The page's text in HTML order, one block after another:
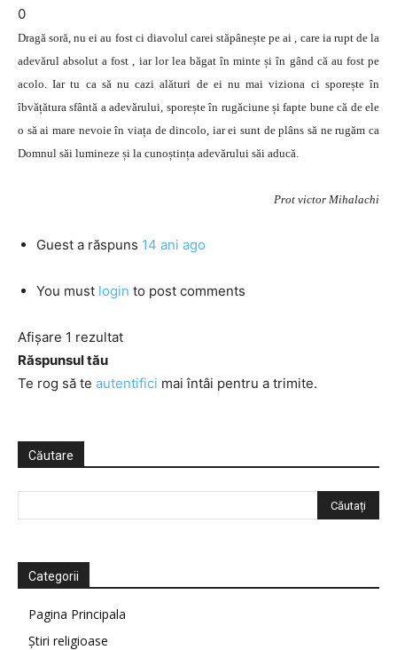
0
Dragă soră, nu ei au fost ci diavolul carei stăpânește pe ai , care ia rupt de la
adevărul absolut a fost , iar lor lea băgat în minte și în gând că au fost pe
acolo. Iar tu ca să nu cazi alături de ei nu mai viziona ci sporește în
îbvățătura sfântă a adevărului, sporește în rugăciune și fapte bune că de ele
o să ai mare nevoie în viața de dincolo, iar ei sunt de plâns să ne rugăm ca
Domnul săi lumineze și la cunoștința adevărului săi aducă.
Prot victor Mihalachi
Guest a răspuns 14 ani ago
You must login to post comments
Afișare 1 rezultat
Răspunsul tău
Te rog să te autentifici mai întâi pentru a trimite.
Căutare
Categorii
Pagina Principala
Știri religioase